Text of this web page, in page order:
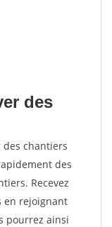
des
des chantiers
des
Recevez
en rejoignant
pourrez ainsi